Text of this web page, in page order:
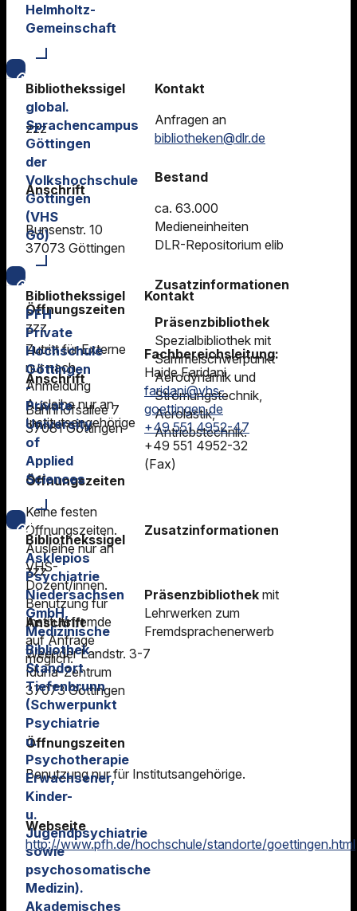
Helmholtz-
Gemeinschaft
Bibliothekssigel
zzz
Anschrift
Bunsenstr. 10
37073 Göttingen
Öffnungszeiten
Zutritt für Externe
nur nach
Anmeldung
Ausleihe nur an
Institutsangehörige
Kontakt
Anfragen an
bibliotheken@dlr.de
Bestand
ca. 63.000
Medieneinheiten
DLR-Repositorium elib
Zusatzinformationen
Präsenzbibliothek
Spezialbibliothek mit
Sammelschwerpunkt
Aerodynamik und
Strömungstechnik,
Aerolastik,
Antriebstechnik.
global.
Sprachencampus
Göttingen
der
Volkshochschule
Göttingen
(VHS
Gö)
Bibliothekssigel
zzz
Anschrift
Bahnhofsallee 7
37081 Göttingen
Öffnungszeiten
Keine festen
Öffnungszeiten.
Ausleihe nur an
VHS-
Dozent/innen.
Benutzung für
Institutsfremde
auf Anfrage
möglich.
Kontakt
Fachbereichsleitung:
Haide Faridani
faridani@vhs-
goettingen.de
+49 551 4952-47
+49 551 4952-32
(Fax)
Zusatzinformationen
Präsenzbibliothek mit
Lehrwerken zum
Fremdsprachenerwerb
PFH
Private
Hochschule
Göttingen
-
Private
University
of
Applied
Sciences
Bibliothekssigel
zzz
Anschrift
Weender Landstr. 3-7
Iduna-Zentrum
37073 Göttingen
Öffnungszeiten
Benutzung nur für Institutsangehörige.
Webseite
http://www.pfh.de/hochschule/standorte/goettingen.html
Asklepios
Psychiatrie
Niedersachsen
GmbH,
Medizinische
Bibliothek
Standort
Tiefenbrunn
(Schwerpunkt
Psychiatrie
u.
Psychotherapie
Erwachsener,
Kinder-
u.
Jugendpsychiatrie
sowie
psychosomatische
Medizin).
Akademisches